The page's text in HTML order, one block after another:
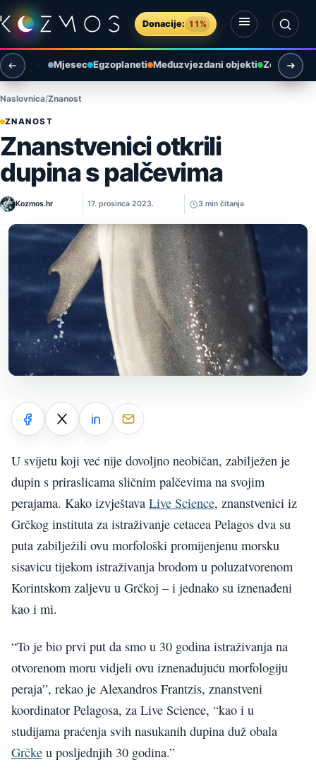
Preskoči na sadržaj
Donacije: 11%
Otvori izbornik
Otvori pretragu
Mjesec Egzoplaneti Međuzvjezdani objekti Zemlja i
Naslovnica Znanost
ZNANOST
Znanstvenici otkrili
dupina s palčevima
Kozmos.hr 17. prosinca 2023. 3 min čitanja
U svijetu koji već nije dovoljno neobičan, zabilježen je
dupin s priraslicama sličnim palčevima na svojim
perajama. Kako izvještava Live Science, znanstvenici iz
Grčkog instituta za istraživanje cetacea Pelagos dva su
puta zabilježili ovu morfološki promijenjenu morsku
sisavicu tijekom istraživanja brodom u poluzatvorenom
Korintskom zaljevu u Grčkoj – i jednako su iznenađeni
kao i mi.
“To je bio prvi put da smo u 30 godina istraživanja na
otvorenom moru vidjeli ovu iznenađujuću morfologiju
peraja”, rekao je Alexandros Frantzis, znanstveni
koordinator Pelagosa, za Live Science, “kao i u
studijama praćenja svih nasukanih dupina duž obala
Grčke u posljednjih 30 godina.”